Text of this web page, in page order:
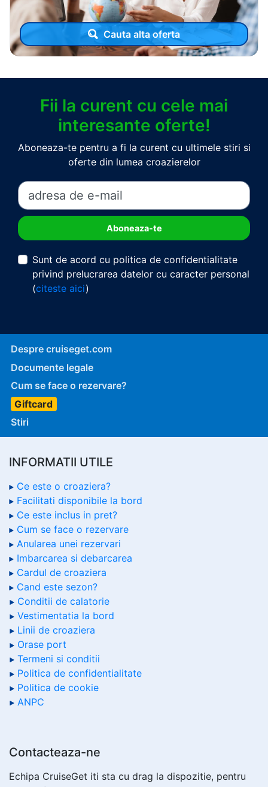
Cauta alta oferta
Fii la curent cu cele mai
interesante oferte!
Aboneaza-te pentru a fi la curent cu ultimele stiri si
oferte din lumea croazierelor
Sunt de acord cu politica de confidentialitate
privind prelucrarea datelor cu caracter personal
(citeste aici)
Despre cruiseget.com
Documente legale
Cum se face o rezervare?
Giftcard
Stiri
INFORMATII UTILE
Ce este o croaziera?
Facilitati disponibile la bord
Ce este inclus in pret?
Cum se face o rezervare
Anularea unei rezervari
Imbarcarea si debarcarea
Cardul de croaziera
Cand este sezon?
Conditii de calatorie
Vestimentatia la bord
Linii de croaziera
Orase port
Termeni si conditii
Politica de confidentialitate
Politica de cookie
ANPC
Contacteaza-ne
Echipa CruiseGet iti sta cu drag la dispozitie, pentru